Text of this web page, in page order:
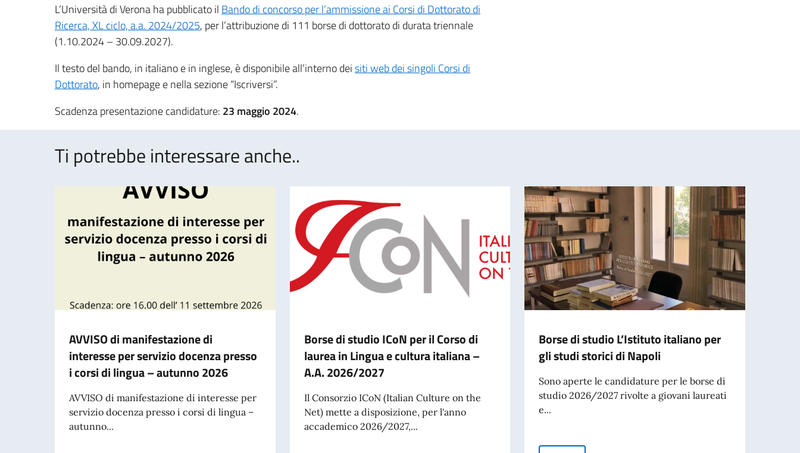
L’Università di Verona ha pubblicato il Bando di concorso per l’ammissione ai Corsi di Dottorato di
Ricerca, XL ciclo, a.a. 2024/2025, per l’attribuzione di 111 borse di dottorato di durata triennale
(1.10.2024 – 30.09.2027).
Il testo del bando, in italiano e in inglese, è disponibile all’interno deisiti web dei singoli Corsi di
Dottorato, in homepage e nella sezione “Iscriversi”.
Scadenza presentazione candidature: 23 maggio 2024.
Ti potrebbe interessare anche..
AVVISO di manifestazione di
interesse per servizio docenza presso
i corsi di lingua – autunno 2026
AVVISO di manifestazione di interesse per
servizio docenza presso i corsi di lingua –
autunno...
Borse di studio ICoN per il Corso di
laurea in Lingua e cultura italiana –
A.A. 2026/2027
Il Consorzio ICoN (Italian Culture on the
Net) mette a disposizione, per l'anno
accademico 2026/2027,...
Borse di studio L’Istituto italiano per
gli studi storici di Napoli
Sono aperte le candidature per le borse di
studio 2026/2027 rivolte a giovani laureati
e...